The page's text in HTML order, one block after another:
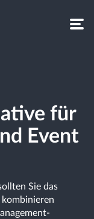
für
Event
Sie das